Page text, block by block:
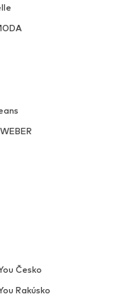
Česko
Rakúsko